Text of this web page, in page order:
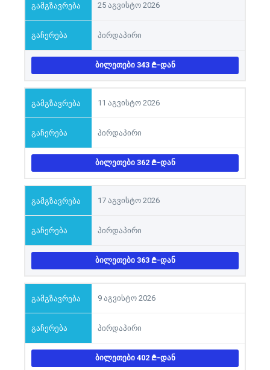
25 აგვისტო 2026
პირდაპირი
ᲑᲘᲚᲔᲗᲔᲑᲘ 343 -ᲓᲐᲜ
11 აგვისტო 2026
პირდაპირი
ᲑᲘᲚᲔᲗᲔᲑᲘ 362 -ᲓᲐᲜ
17 აგვისტო 2026
პირდაპირი
ᲑᲘᲚᲔᲗᲔᲑᲘ 363 -ᲓᲐᲜ
9 აგვისტო 2026
პირდაპირი
ᲑᲘᲚᲔᲗᲔᲑᲘ 402 -ᲓᲐᲜ